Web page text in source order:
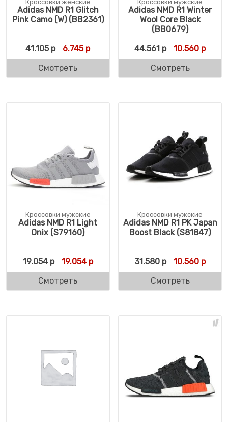
Кроссовки женские
Adidas NMD R1 Glitch
Pink Camo (W) (BB2361)
41.105р Первоначальная цена составляла 41.105
6.745рТекущая цена: 6.745 р.
Смотреть
Кроссовки мужские
Adidas NMD R1 Winter
Wool Core Black
(BB0679)
44.561р 10.560 р
Смотреть
Кроссовки мужские
Adidas NMD R1 Light
Onix (S79160)
19.054р Первоначальная цена составляла 19.054
19.054рТекущая цена: 19.054 р.
Смотреть
Кроссовки мужские
Adidas NMD R1 PK Japan
Boost Black (S81847)
31.580р 10.560р
Смотреть